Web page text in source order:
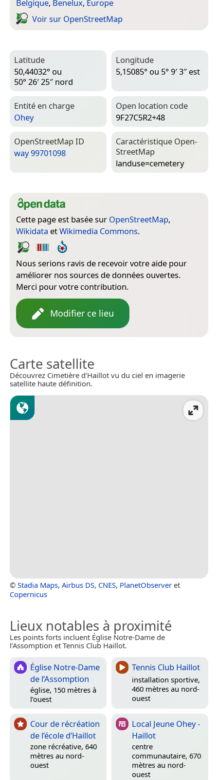
Belgique, Benelux, Europe
Voir sur Open­Street­Map
Latitude
50,44032° ou
50° 26′ 25″ nord
Longitude
5,15085° ou 5° 9′ 3″ est
Entité en charge
Ohey
Open location code
9F27C5R2+48
Open­Street­Map ID
way 99701098
Caractéristique Open­
Street­Map
landuse=­cemetery
Cette page est basée sur OpenStreetMap,
Wikidata etWikimedia Commons.
Nous serions ravis de recevoir votre aide pour
améliorer nos sources de données ouvertes.
Merci pour votre contribution.
Modifier ce lieu
Carte satellite
Découvrez Cimetière d’Haillot vu du ciel en imagerie
satellite haute définition.
© Stadia Maps, Airbus DS, CNES, PlanetObserver et
Copernicus
Lieux notables à proximité
Les points forts incluent Église Notre-Dame de
l’Assomption et Tennis Club Haillot.
Église Notre-Dame
de l’Assomption
église, 150 mètres à
l’ouest
Tennis Club Haillot
installation sportive,
460 mètres au nord-
ouest
Cour de récréation
de l’école d’Haillot
zone récréative, 640
mètres au nord-
ouest
Local Jeune Ohey -
Haillot
centre
communautaire, 670
mètres au nord-
ouest